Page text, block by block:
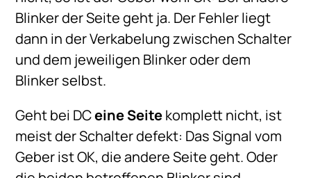
Blinker der Seite geht ja. Der Fehler liegt
dann in der Verkabelung zwischen Schalter
und dem jeweiligen Blinker oder dem
Blinker selbst.
Geht bei DCeine Seitekomplett nicht, ist
meist der Schalter defekt: Das Signal vom
Geber ist OK, die andere Seite geht. Oder